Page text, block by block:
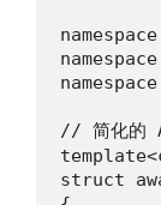
// 简化的
struct